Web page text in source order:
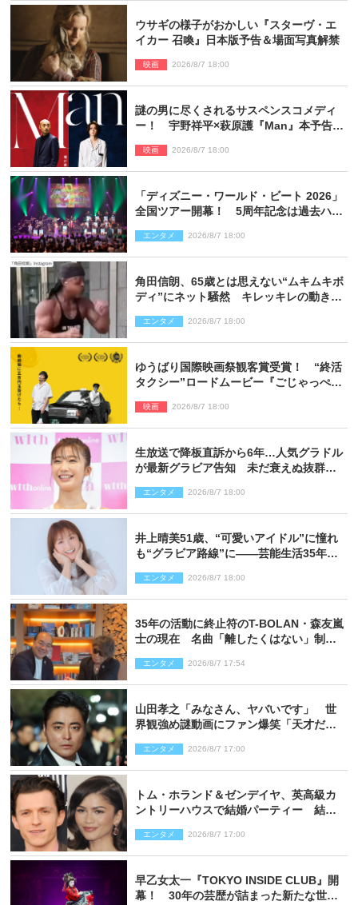
ウサギの様子がおかしい『スターヴ・エ
イカー 召喚』日本版予告＆場面写真解禁
映画 2026/8/7 18:00
謎の男に尽くされるサスペンスコメディ
ー！ 宇野祥平×萩原護『Man』本予告＆
映画 2026/8/7 18:00
「ディズニー・ワールド・ビート 2026」
全国ツアー開幕！ 5周年記念は過去ハイ
ポート】
エンタメ 2026/8/7 18:00
角田信朗、65歳とは思えない“ムキムキボ
ディ”にネット騒然 キレッキレの動きを
エンタメ 2026/8/7 18:00
ゆうばり国際映画祭観客賞受賞！ “終活
タクシー”ロードムービー『ごじゃっぺタ
映画 2026/8/7 18:00
生放送で降板直訴から6年…人気グラドル
が最新グラビア告知 未だ衰えぬ抜群ス
エンタメ 2026/8/7 18:00
井上晴美51歳、“可愛いアイドル”に憧れ
も“グラビア路線”に――芸能生活35年を
エンタメ 2026/8/7 18:00
35年の活動に終止符のT-BOLAN・森友嵐
士の現在 名曲「離したくはない」制作
エンタメ 2026/8/7 17:54
山田孝之「みなさん、ヤバいです」 世
界観強め謎動画にファン爆笑「天才だ
エンタメ 2026/8/7 17:00
トム・ホランド＆ゼンデイヤ、英高級カ
ントリーハウスで結婚パーティー 結婚
エンタメ 2026/8/7 17:00
早乙女太一『TOKYO INSIDE CLUB』開
幕！ 30年の芸歴が詰まった新たな世界